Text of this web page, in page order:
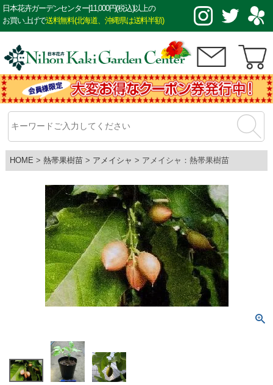
日本花卉ガーデンセンター|11,000円(税込)以上の
お買い上げで送料無料(北海道、沖縄県は送料半額)
HOME 熱帯果樹苗 アメイシャ アメイシャ：熱帯果樹苗